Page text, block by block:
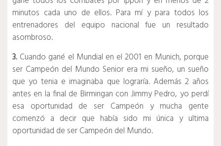
minutos cada uno de ellos. Para mí y para todos los
entrenadores del equipo nacional fue un resultado
asombroso.
3. Cuando gané el Mundial en el 2001 en Munich, porque
ser Campeón del Mundo Senior era mi sueño, un sueño
que yo tenia e imaginaba que lograría. Además 2 años
antes en la final de Birmingan con Jimmy Pedro, yo perdí
esa oportunidad de ser Campeón y mucha gente
comenzó a decir que había sido mi única y ultima
oportunidad de ser Campeón del Mundo.